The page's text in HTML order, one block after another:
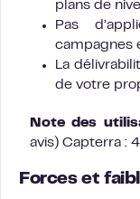
plans de
Pas
campagnes
La
de votre
Note des
avis) Capterra :
Forces et